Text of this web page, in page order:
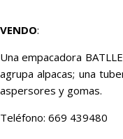
VENDO:
Una empacadora
agrupa alpacas; una
aspersores y gomas.
Teléfono: 669 439480